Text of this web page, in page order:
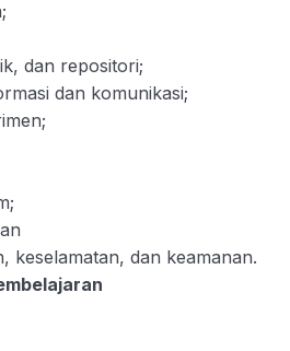
dan repositori;
dan komunikasi;
keselamatan, dan keamanan.